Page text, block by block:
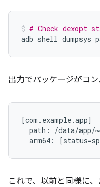
# Check dexopt
adb shell dumpsys
出力でパッケージがコン
[com.example.app]
path: /data/app/
これで、以前と同様に